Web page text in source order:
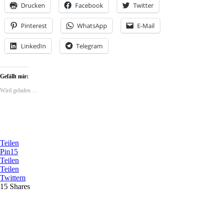
Drucken Facebook Twitter
Pinterest WhatsApp E-Mail
LinkedIn Telegram
Gefällt mir:
Wird geladen …
Teilen
Pin15
Teilen
Teilen
Twittern
15 Shares